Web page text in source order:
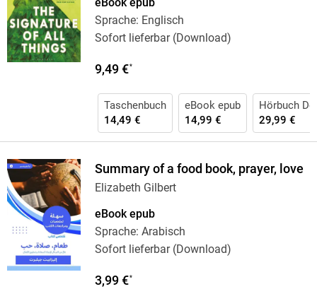
eBook epub
Sprache: Englisch
Sofort lieferbar (Download)
9,49 €*
Taschenbuch
14,49 €
eBook epub
14,99 €
Hörbuch
29,99 €
Summary of a food book, prayer, love
Elizabeth Gilbert
eBook epub
Sprache: Arabisch
Sofort lieferbar (Download)
3,99 €*